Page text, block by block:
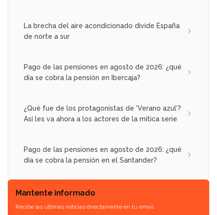
La brecha del aire acondicionado divide España
de norte a sur
Pago de las pensiones en agosto de 2026: ¿qué
día se cobra la pensión en Ibercaja?
¿Qué fue de los protagonistas de 'Verano azul'?
Así les va ahora a los actores de la mítica serie
Pago de las pensiones en agosto de 2026: ¿qué
día se cobra la pensión en el Santander?
Mantente informado
Recibe las últimas noticias directamente en tu email.